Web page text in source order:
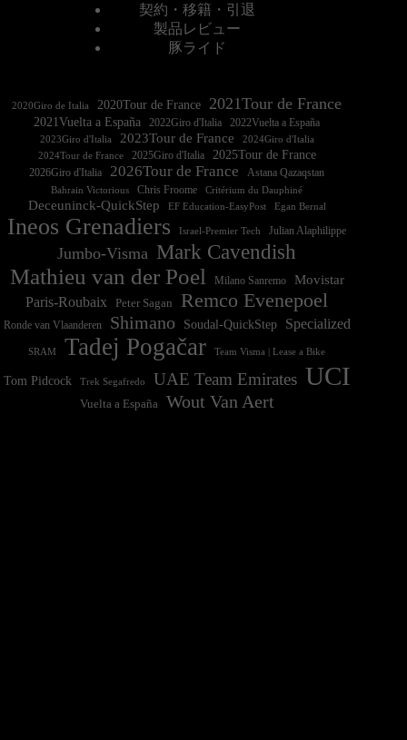
契約・移籍・引退
製品レビュー
豚ライド
2020Giro de Italia 2020Tour de France 2021Tour de France
2021Vuelta a España 2022Vuelta a España
2023Giro d'Italia 2023Tour de France
2024Tour de France
2025Giro d'Italia 2025Tour de France
2026Giro d'Italia 2026Tour de France Astana Qazaqstan
Bahrain Victorious Chris Froome Critérium du Dauphiné
Deceuninck-QuickStep EF Education-EasyPost Egan Bernal
Ineos Grenadiers Israel-Premier Tech Julian Alaphilippe
Jumbo-Visma Mark Cavendish
Mathieu van der Poel Milano Sanremo
Movistar
Paris-Roubaix
Peter Sagan Remco Evenepoel
Ronde van Vlaanderen Shimano Soudal-QuickStep Specialized
SRAM Tadej Pogačar Team Visma | Lease a Bike
Tom Pidcock Trek Segafredo UAE Team Emirates UCI
Vuelta a España Wout Van Aert